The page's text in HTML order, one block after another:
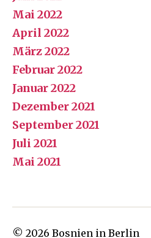
Mai 2022
April 2022
März 2022
Februar 2022
Januar 2022
Dezember 2021
September 2021
Juli 2021
Mai 2021
© 2026 Bosnien in Berlin